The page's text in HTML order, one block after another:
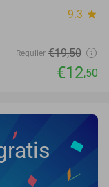
9.3 star
Regulier €19,50
€12,50